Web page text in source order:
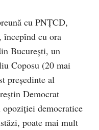
cu PNŢCD,
începînd cu ora
Bucureşti, un
Coposu (20 mai
preşedinte al
Democrat
democratice
poate mai mult